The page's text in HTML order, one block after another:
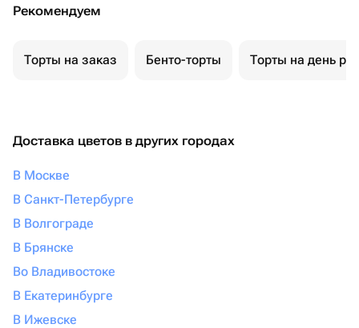
Рекомендуем
Торты на заказ Бенто-торты Торты на день
Доставка цветов в других городах
В Москве
В Санкт-Петербурге
В Волгограде
В Брянске
Во Владивостоке
В Екатеринбурге
В Ижевске